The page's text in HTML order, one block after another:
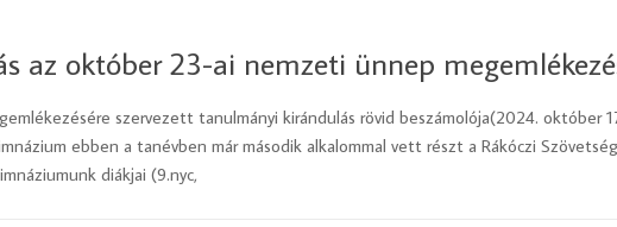
az október 23-ai nemzeti ünnep
szervezett tanulmányi kirándulás rövid beszámolója(2024. október
ebben a tanévben már második alkalommal vett részt a Rákóczi
diákjai (9.nyc,